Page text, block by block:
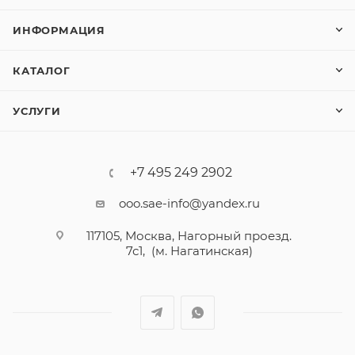
ИНФОРМАЦИЯ
КАТАЛОГ
УСЛУГИ
+7 495 249 2902
ooo.sae-info@yandex.ru
117105, Москва, Нагорный проезд.
7с1, (м. Нагатинская)